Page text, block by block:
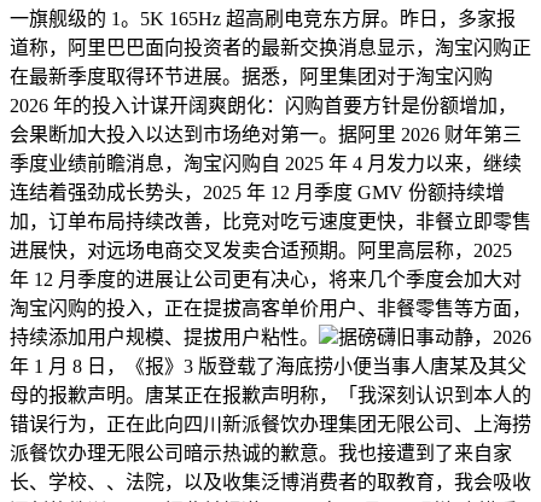
一旗舰级的 1。5K 165Hz 超高刷电竞东方屏。昨日，多家报
道称，阿里巴巴面向投资者的最新交换消息显示，淘宝闪购正
在最新季度取得环节进展。据悉，阿里集团对于淘宝闪购
2026 年的投入计谋开阔爽朗化：闪购首要方针是份额增加，
会果断加大投入以达到市场绝对第一。据阿里 2026 财年第三
季度业绩前瞻消息，淘宝闪购自 2025 年 4 月发力以来，继续
连结着强劲成长势头，2025 年 12 月季度 GMV 份额持续增
加，订单布局持续改善，比竞对吃亏速度更快，非餐立即零售
进展快，对远场电商交叉发卖合适预期。阿里高层称，2025
年 12 月季度的进展让公司更有决心，将来几个季度会加大对
淘宝闪购的投入，正在提拔高客单价用户、非餐零售等方面，
持续添加用户规模、提拔用户粘性。
据磅礴旧事动静，2026
年 1 月 8 日，《报》3 版登载了海底捞小便当事人唐某及其父
母的报歉声明。唐某正在报歉声明称，「我深刻认识到本人的
错误行为，正在此向四川新派餐饮办理集团无限公司、上海捞
派餐饮办理无限公司暗示热诚的歉意。我也接遭到了来自家
长、学校、、法院，以及收集泛博消费者的取教育，我会吸收